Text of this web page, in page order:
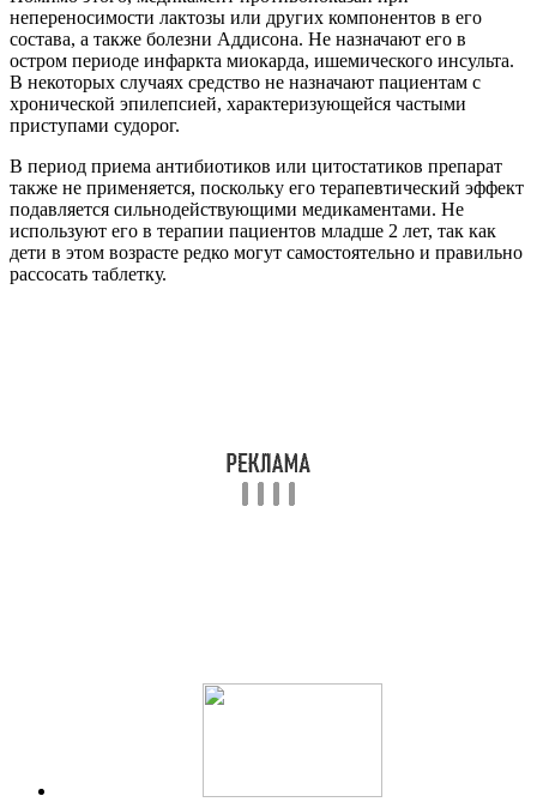
непереносимости лактозы или других компонентов в его
состава, а также болезни Аддисона. Не назначают его в
остром периоде инфаркта миокарда, ишемического инсульта.
В некоторых случаях средство не назначают пациентам с
хронической эпилепсией, характеризующейся частыми
приступами судорог.
В период приема антибиотиков или цитостатиков препарат
также не применяется, поскольку его терапевтический эффект
подавляется сильнодействующими медикаментами. Не
используют его в терапии пациентов младше 2 лет, так как
дети в этом возрасте редко могут самостоятельно и правильно
рассосать таблетку.